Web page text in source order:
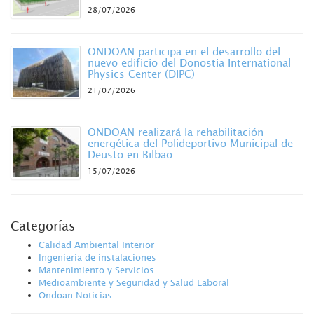
28/07/2026
ONDOAN participa en el desarrollo del
nuevo edificio del Donostia International
Physics Center (DIPC)
21/07/2026
ONDOAN realizará la rehabilitación
energética del Polideportivo Municipal de
Deusto en Bilbao
15/07/2026
Categorías
Calidad Ambiental Interior
Ingeniería de instalaciones
Mantenimiento y Servicios
Medioambiente y Seguridad y Salud Laboral
Ondoan Noticias